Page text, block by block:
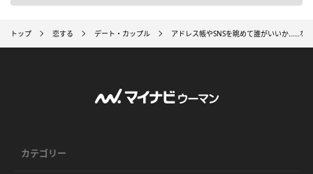
トップ 恋する デート・カップル アドレス帳やSNSを眺めて誰がいいか……な
カテゴリー